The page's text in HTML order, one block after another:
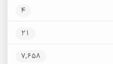
4
21
7,658